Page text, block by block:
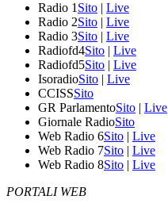
Radio 1 Sito | Live
Radio 2Sito | Live
Radio 3Sito | Live
Radiofd4Sito | Live
Radiofd5Sito | Live
IsoradioSito | Live
CCISSSito
GR ParlamentoSito | Live
Giornale RadioSito
Web Radio 6Sito | Live
Web Radio 7Sito | Live
Web Radio 8Sito | Live
PORTALI WEB